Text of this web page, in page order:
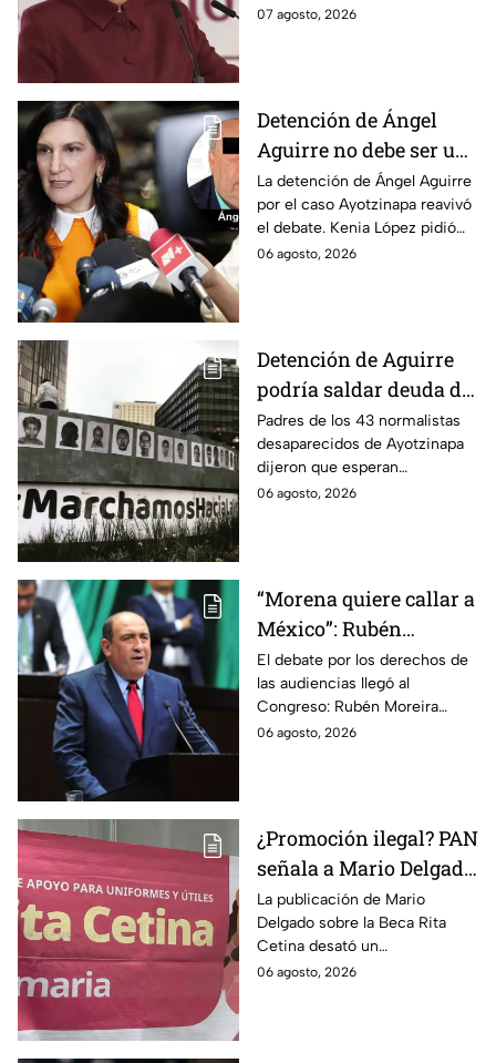
datos presentados y las
07 agosto, 2026
Detención de Ángel
Aguirre no debe ser un
distractor, pide Kenia
López; exige justicia
por caso Ayotzinapa
La detención de Ángel Aguirre
por el caso Ayotzinapa reavivó
el debate. Kenia López pidió
que no sea un distractor
06 agosto, 2026
Detención de Aguirre
podría saldar deuda de
justicia: padres de los
43 de Ayotzinapa
Padres de los 43 normalistas
desaparecidos de Ayotzinapa
dijeron que esperan
información oficial sobre la
06 agosto, 2026
“Morena quiere callar a
México”: Rubén
Moreira pide frenar
discusión de
lineamientos de
audiencias hasta
El debate por los derechos de
las audiencias llegó al
Congreso: Rubén Moreira
reclama una consulta con
06 agosto, 2026
¿Promoción ilegal? PAN
señala a Mario Delgado
por publicación sobre
la Beca Rita Cetina
La publicación de Mario
Delgado sobre la Beca Rita
Cetina desató un
enfrentamiento entre Morena
06 agosto, 2026